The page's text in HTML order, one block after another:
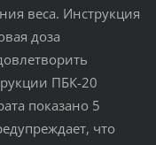
веса. Инструкция
доза
ПБК-20
показано 5
что